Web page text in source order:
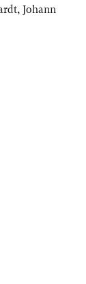
, Johann